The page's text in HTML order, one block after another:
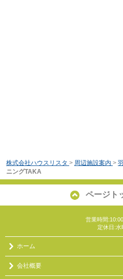
株式会社ハウスリスタ > 周辺施設案内 >
ニングTAKA
ページト
営業時間
定休日:水
ホーム
会社概要